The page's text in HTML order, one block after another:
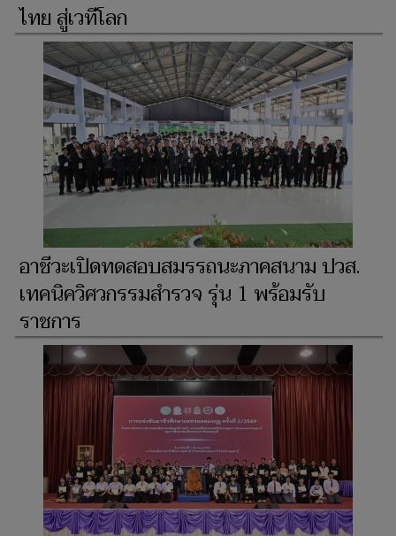
ไทย สู่เวทีโลก
อาชีวะเปิดทดสอบสมรรถนะภาคสนาม ปวส.
เทคนิควิศวกรรมสำรวจ รุ่น 1 พร้อมรับ
ราชการ